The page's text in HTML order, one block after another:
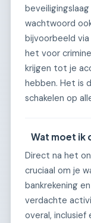
wachtwoord
bijvoorbeeld
het voor
krijgen tot je
hebben. Het is
schakelen op
Wat moet ik
Direct na het
cruciaal om je
bankrekening
verdachte
overal, inclusief